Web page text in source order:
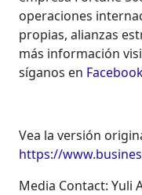
operaciones
propias, alianzas
más información
síganos en
Vea la versión
https://
Media Contact: Yuli